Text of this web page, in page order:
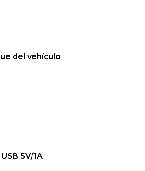
del vehículo
5V/1A